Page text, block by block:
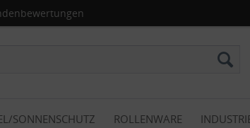
SONNENSCHUTZ ROLLENWARE